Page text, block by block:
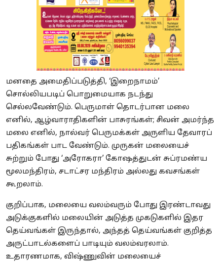
மனதை அமைதிப்படுத்தி, ‘இறைநாமம்’
சொல்லியபடிப் பொறுமையாக நடந்து
செல்லவேண்டும். பெருமாள் தொடர்பான மலை
எனில், ஆழ்வாராதிகளின் பாசுரங்கள்; சிவன் அமர்ந்த
மலை எனில், நால்வர் பெருமக்கள் அருளிய தேவாரப்
பதிகங்கள் பாட வேண்டும். முருகன் மலையைச்
சுற்றும் போது ‘அரோகரா’ கோஷத்துடன் சுப்ரமண்ய
மூலமந்திரம், சடாட்சர மந்திரம் அல்லது கவசங்கள்
கூறலாம்.
குறிப்பாக, மலையை வலம்வரும் போது இரண்டாவது
அடுக்குகளில் மலையின் அடுத்த முகடுகளில் இதர
தெய்வங்கள் இருந்தால், அந்தத் தெய்வங்கள் குறித்த
அருட்பாடல்களைப் பாடியும் வலம்வரலாம்.
உதாரணமாக, விஷ்ணுவின் மலையைச்